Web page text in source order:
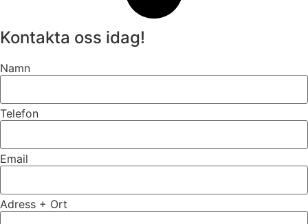
Kontakta oss idag!
Namn
Telefon
Email
Adress + Ort